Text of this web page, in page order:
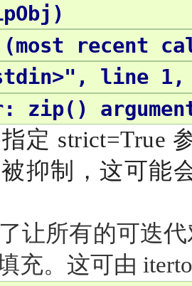
(most recent
line 1,
zip()
定 strict=True
抑制，这可能
让所有的可迭
充。这可由